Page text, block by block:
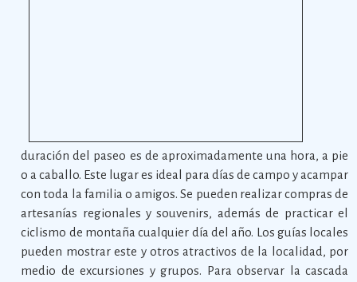
duración del paseo es de aproximadamente una hora, a pie
o a caballo. Este lugar es ideal para días de campo y acampar
con toda la familia o amigos. Se pueden realizar compras de
artesanías regionales y souvenirs, además de practicar el
ciclismo de montaña cualquier día del año. Los guías locales
pueden mostrar este y otros atractivos de la localidad, por
medio de excursiones y grupos. Para observar la cascada